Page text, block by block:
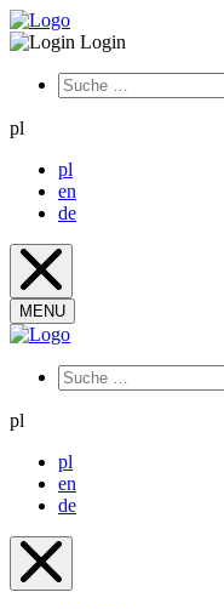
Login
pl
pl
en
de
MENU
pl
pl
en
de